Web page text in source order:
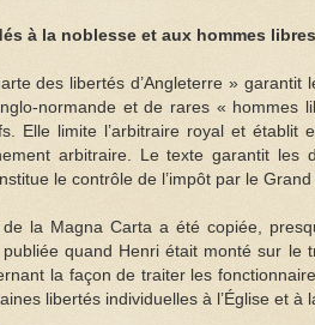
à la noblesse et aux hommes
des libertés d’Angleterre »
normande et de rares « hommes
Elle limite l’arbitraire royal et établit
arbitraire. Le texte garantit
le contrôle de l’impôt par le
la Magna Carta a été copiée,
, publiée quand Henri était monté sur
la façon de traiter les
libertés individuelles à l’Église et à